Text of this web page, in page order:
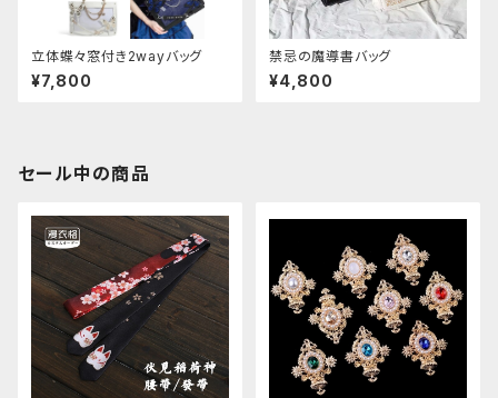
立体蝶々窓付き2wayバッグ
¥7,800
禁忌の魔導書バッグ
¥4,800
セール中の商品